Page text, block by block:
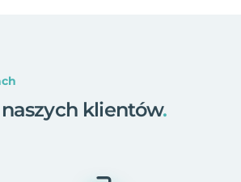
klientów.